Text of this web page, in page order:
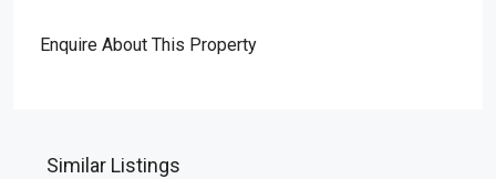
Enquire About This Property
Similar Listings